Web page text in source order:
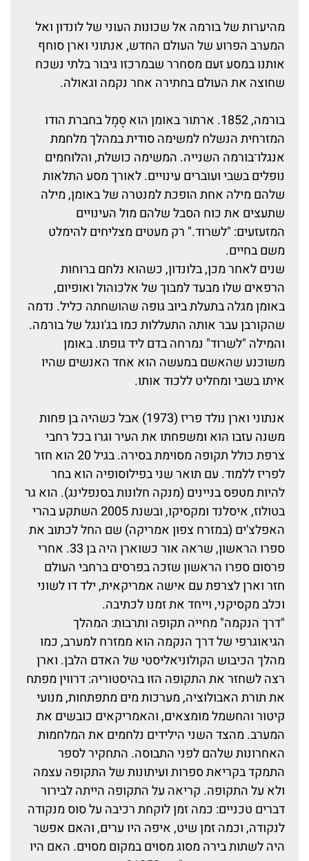
מהיערות של בורמה אל שכונות העוני של לונדון ואל
המערב הפרוע של העולם החדש, אנתוני וארן סוחף
אותנו במסע זעם מסחרר שבמרכזו גיבור בלתי נשכח
שחוצה את העולם בחתירה אחר נקמה וגאולה.
בורמה, 1852. ארתור באומן הוא סָמָל בחברת הודו
המזרחית הנשלח למשימה סודית במהלך מלחמת
אנגלו־בורמה השנייה. המשימה כושלת, והלוחמים
נופלים בשבי ועוברים עינויים. לאורך מסע התלאות
שלהם מילה אחת הופכת למנטרה של באומן, מילה
שתעצים את כוח הסבל שלהם מול העינויים
המזעזעים: "לשרוד." רק מעטים מצליחים להימלט
משם בחיים.
שנים לאחר מכן, בלונדון, כשהוא נלחם ברוחות
הרפאים שלו מבעד למבוך של אלכוהול ואופיום,
באומן מגלה בתעלת ביוב גופה שהושחתה כליל. נדמה
שהקורבן עבר אותה התעללות כמו בג'ונגל של בורמה.
והמילה "לשרוד" נמרחה בדם ליד גופתו. באומן
משוכנע שהאשם במעשה הוא אחד האנשים שהיו
איתו בשבי ומחליט ללכוד אותו.
אנתוני וארן נולד פריז (1973) אבל כשהיה בן פחות
משנה עזבו הוא ומשפחתו את העיר וגרו בכל רחבי
צרפת כולל תקופה מסוימת בסירה. בגיל 20 הוא חזר
לפריז ללמוד. עם תואר שני בפילוסופיה הוא בחר
להיות מטפס בניינים (מנקה חלונות בסנפלינג). הוא גר
בטולוז, איסלנד ומקסיקו, ובשנת 2005 השתקע בהרי
האפלצ'ים (במזרח צפון אמריקה) שם החל לכתוב את
ספרו הראשון, שראה אור כשוארן היה בן 33. אחרי
פרסום ספרו הראשון שזכה בפרסים ברחבי העולם
חזר וארן לצרפת עם אישה אמריקאית, ילד דו לשוני
וכלב מקסיקני, וייחד את זמנו לכתיבה.
"דרך הנקמה" מחייה תקופה ותרבות: המהלך
הגיאוגרפי של דרך הנקמה הוא ממזרח למערב, כמו
מהלך הכיבוש הקולוניאליסטי של האדם הלבן. וארן
רצה לשחזר את התקופה הזו בהיסטוריה: דרווין מפתח
את תורת האבולוציה, מערכות מים מתפתחות, מנועי
קיטור והחשמל מומצאים, והאמריקאים כובשים את
המערב. מהצד השני הילידים נלחמים את המלחמות
האחרונות שלהם לפני התבוסה. התחקיר לספר
התמקד בקריאת ספרות ועיתונות של התקופה עצמה
ולא על התקופה. קריאה על התקופה הייתה לבירור
דברים טכניים: כמה זמן לוקחת רכיבה על סוס מנקודה
לנקודה, וכמה זמן שיט, איפה היו ערים, והאם אפשר
היה לשתות בירה מסוג מסוים במקום מסוים. האם היו